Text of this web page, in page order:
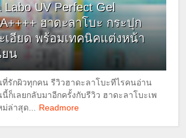
Labo UV Perfect Gel
ฮาดะลาโบะ กระปุก
เอียด พร้อมเทคนิคแต่งหน้า
ยน
รักผิวทุกคน รีวิวฮาดะลาโบะทีไรคนอ่าน
นี้ก็เลยกลับมาอีกครั้งกับรีวิว ฮาดะลาโบะเพ
ม่ล่าสุด... Readmore